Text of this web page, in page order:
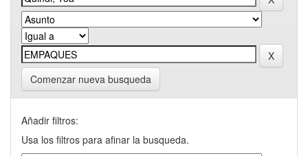
Comenzar nueva busqueda
Añadir filtros:
Usa los filtros para afinar la busqueda.